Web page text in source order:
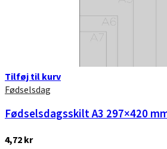
Tilføj til kurv
Fødselsdag
Fødselsdagsskilt A3 297×420
4,72kr